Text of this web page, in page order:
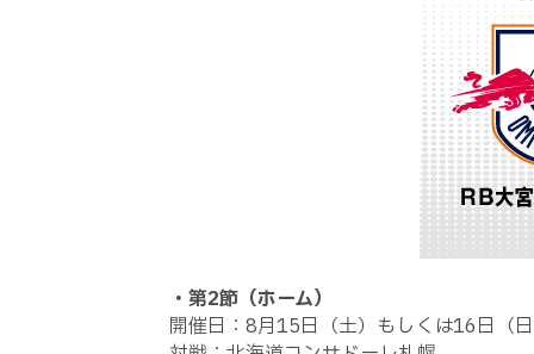
・第2節（ホーム）
開催日：8月15日（土）もしくは16日（